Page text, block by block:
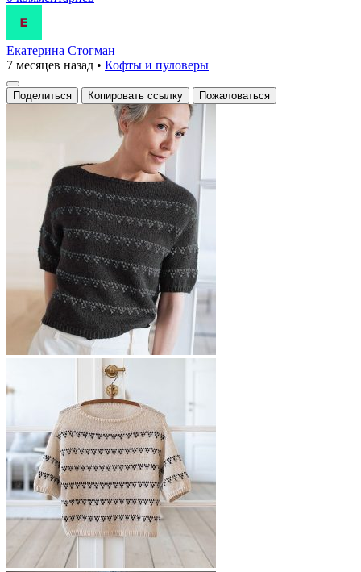
Екатерина Стогман
7 месяцев назад • Кофты и пуловеры
Поделиться Копировать ссылку Пожаловаться